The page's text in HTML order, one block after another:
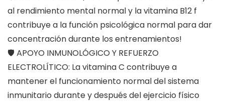
al rendimiento mental normal y la vitamina B12 f
contribuye a la función psicológica normal para dar
concentración durante los entrenamientos!
🛡️ APOYO INMUNOLÓGICO Y REFUERZO
ELECTROLÍTICO: La vitamina C contribuye a
mantener el funcionamiento normal del sistema
inmunitario durante y después del ejercicio físico